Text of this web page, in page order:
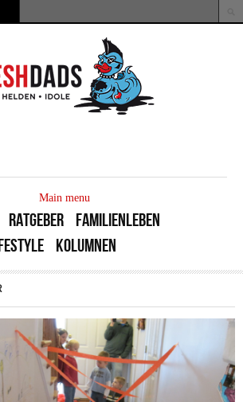
Suchformular
Main menu
RATGEBER
FAMILIENLEBEN
KOLUMNEN